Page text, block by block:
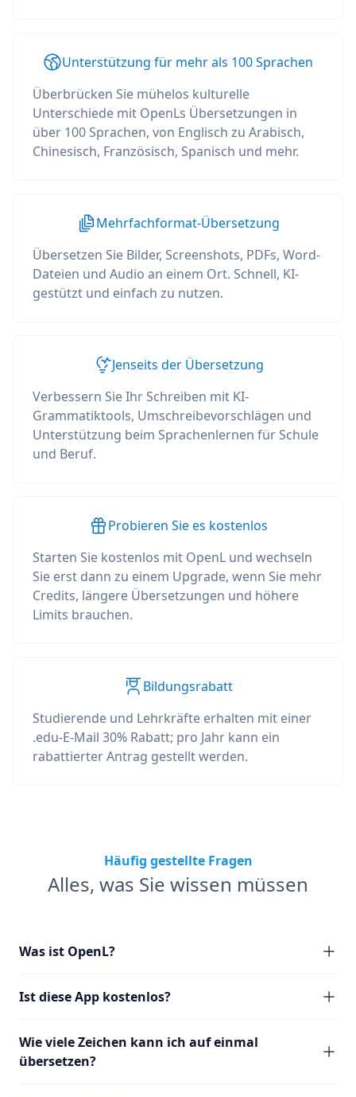
Unterstützung für mehr als 100 Sprachen
Überbrücken Sie mühelos kulturelle
Unterschiede mit OpenLs Übersetzungen in
über 100 Sprachen, von Englisch zu Arabisch,
Chinesisch, Französisch, Spanisch und mehr.
Mehrfachformat-Übersetzung
Übersetzen Sie Bilder, Screenshots, PDFs, Word-
Dateien und Audio an einem Ort. Schnell, KI-
gestützt und einfach zu nutzen.
Jenseits der Übersetzung
Verbessern Sie Ihr Schreiben mit KI-
Grammatiktools, Umschreibevorschlägen und
Unterstützung beim Sprachenlernen für Schule
und Beruf.
Probieren Sie es kostenlos
Starten Sie kostenlos mit OpenL und wechseln
Sie erst dann zu einem Upgrade, wenn Sie mehr
Credits, längere Übersetzungen und höhere
Limits brauchen.
Bildungsrabatt
Studierende und Lehrkräfte erhalten mit einer
.edu-E-Mail 30% Rabatt; pro Jahr kann ein
rabattierter Antrag gestellt werden.
Häufig gestellte Fragen
Alles, was Sie wissen müssen
Was ist OpenL?
Ist diese App kostenlos?
Wie viele Zeichen kann ich auf einmal
übersetzen?